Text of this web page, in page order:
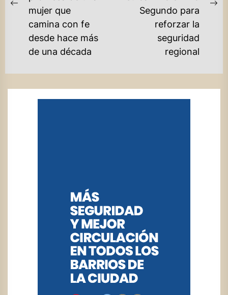
Previous
post:
mujer que
camina con fe
desde hace más
de una década
Segundo para
reforzar la
seguridad
regional